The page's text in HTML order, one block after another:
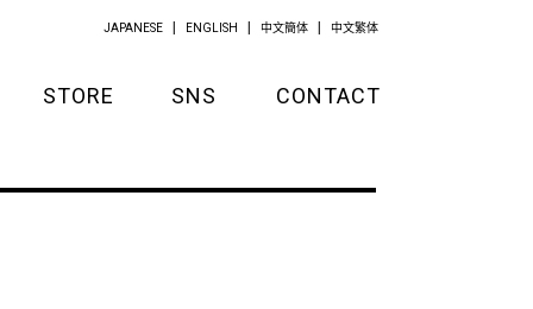
STORE SNS CONTACT
JAPANESE ENGLISH 中文簡体 中文繁体